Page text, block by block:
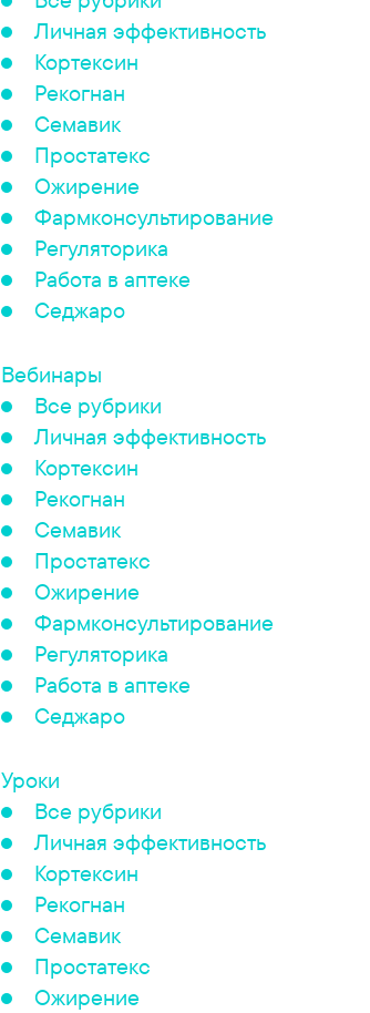
Личная эффективность
Кортексин
Рекогнан
Семавик
Простатекс
Ожирение
Фармконсультирование
Регуляторика
Работа в аптеке
Седжаро
Вебинары
Все рубрики
Личная эффективность
Кортексин
Рекогнан
Семавик
Простатекс
Ожирение
Фармконсультирование
Регуляторика
Работа в аптеке
Седжаро
Уроки
Все рубрики
Личная эффективность
Кортексин
Рекогнан
Семавик
Простатекс
Ожирение